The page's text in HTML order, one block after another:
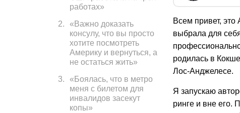
Всем привет,
выбрала для
родилась в
Лос-Анджелесе.
Я запускаю
ринге и вне его.
работах»
2.
«Важно доказать
консулу, что вы просто
хотите посмотреть
Америку и вернуться, а
не остаться жить»
3.
«Боялась, что в метро
меня с билетом для
инвалидов засекут
копы»